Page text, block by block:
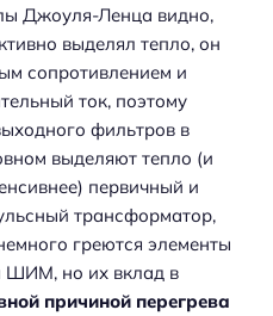
Джоуля-Ленца видно,
выделял тепло, он
сопротивлением и
ток, поэтому
фильтров в
выделяют тепло (и
первичный и
трансформатор,
греются элементы
ШИМ, но их вклад в
причиной перегрева